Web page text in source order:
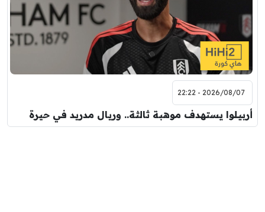
2026/08/07 - 22:22
أربيلوا يستهدف موهبة ثالثة.. وريال مدريد في حيرة